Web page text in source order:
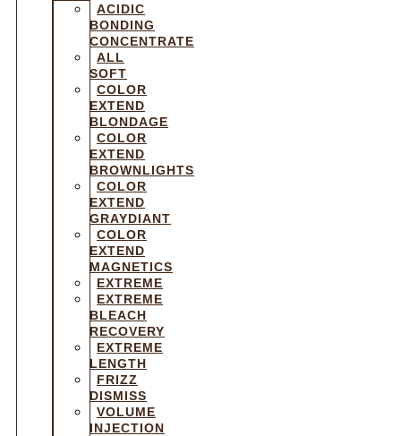
ACIDIC
BONDING
CONCENTRATE
ALL
SOFT
COLOR
EXTEND
BLONDAGE
COLOR
EXTEND
BROWNLIGHTS
COLOR
EXTEND
GRAYDIANT
COLOR
EXTEND
MAGNETICS
EXTREME
EXTREME
BLEACH
RECOVERY
EXTREME
LENGTH
FRIZZ
DISMISS
VOLUME
INJECTION